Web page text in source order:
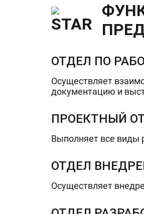
ОТДЕЛ ПО
Осуществляет
документацию и
ПРОЕКТНЫЙ
Выполняет все виды
ОТДЕЛ
Осуществляет